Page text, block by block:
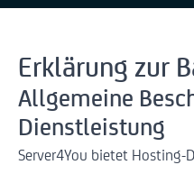
Erklärung zur
Allgemeine
Dienstleistung
Server4You bietet Hosting-